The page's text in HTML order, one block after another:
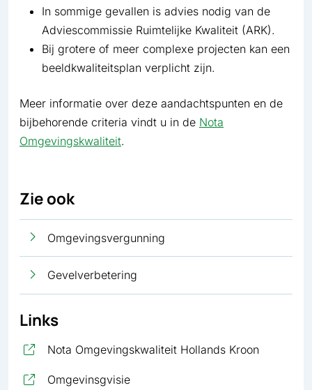
In sommige gevallen is advies nodig van de
Adviescommissie Ruimtelijke Kwaliteit (ARK).
Bij grotere of meer complexe projecten kan een
beeldkwaliteitsplan verplicht zijn.
Meer informatie over deze aandachtspunten en de
bijbehorende criteria vindt u in de Nota
Omgevingskwaliteit.
Zie ook
Omgevingsvergunning
Gevelverbetering
Links
Nota Omgevingskwaliteit Hollands Kroon
Omgevinsgvisie, opent in nieuw tabblad